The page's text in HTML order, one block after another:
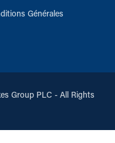
Générales
Group PLC - All Rights